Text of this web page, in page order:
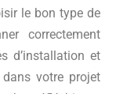
le bon type de
correctement
d’installation et
dans votre projet